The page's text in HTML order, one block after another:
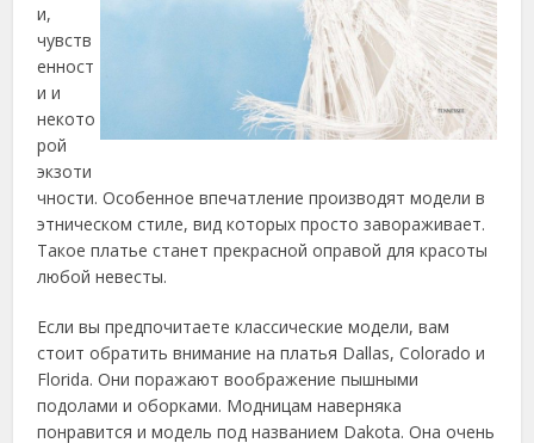
и,
чувств
енност
и и
некото
рой
экзоти
чности. Особенное впечатление производят модели в
этническом стиле, вид которых просто завораживает.
Такое платье станет прекрасной оправой для красоты
любой невесты.
Если вы предпочитаете классические модели, вам
стоит обратить внимание на платья Dallas, Colorado и
Florida. Они поражают воображение пышными
подолами и оборками. Модницам наверняка
понравится и модель под названием Dakota. Она очень